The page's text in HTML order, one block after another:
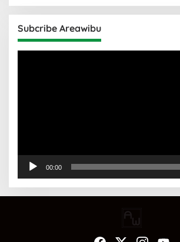
Subcribe Areawibu
00:00